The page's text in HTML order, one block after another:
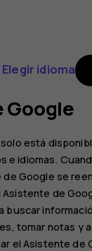
Elegir idioma
Google
está
e idiomas.
Google se
Asistente de
buscar
tomar notas y
el Asistente de